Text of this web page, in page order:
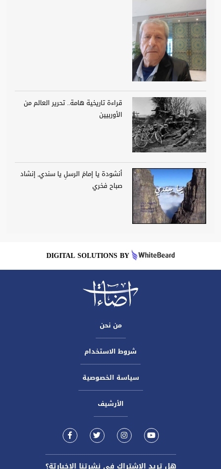
قراءة تاريخية هامة.. تحرير العالم من
الأوربيين
أنشودة يا إمامَ الرسلِ يا سندي, إنشاد
صباح فخري
DIGITAL SOLUTIONS BY
من نحن
شروط الاستخدام
سياسة الخصوصية
الأرشيف